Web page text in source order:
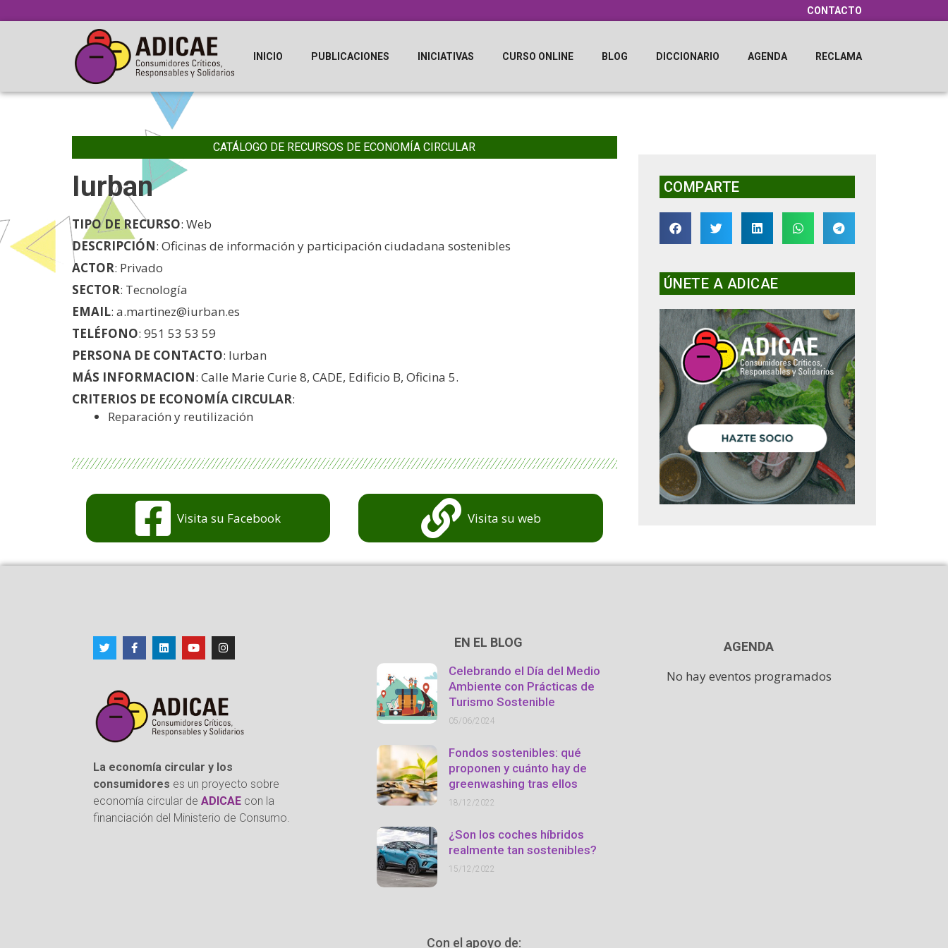
CONTACTO
INICIO PUBLICACIONES INICIATIVAS CURSO ONLINE BLOG DICCIONARIO AGENDA RECLAMA
CATÁLOGO DE RECURSOS DE ECONOMÍA CIRCULAR
Iurban
TIPO DE RECURSO: Web
DESCRIPCIÓN: Oficinas de información y participación ciudadana sostenibles
ACTOR: Privado
SECTOR: Tecnología
EMAIL: a.martinez@iurban.es
TELÉFONO: 951 53 53 59
PERSONA DE CONTACTO: Iurban
MÁS INFORMACION: Calle Marie Curie 8, CADE, Edificio B, Oficina 5.
CRITERIOS DE ECONOMÍA CIRCULAR:
Reparación y reutilización
Visita su Facebook Visita su web
COMPARTE
ÚNETE A ADICAE
La economía circular y los
consumidores es un proyecto sobre
economía circular de ADICAE con la
financiación del Ministerio de Consumo.
EN EL BLOG
Celebrando el Día del Medio
Ambiente con Prácticas de
Turismo Sostenible
05/06/2024
Fondos sostenibles: qué
proponen y cuánto hay de
greenwashing tras ellos
18/12/2022
¿Son los coches híbridos
realmente tan sostenibles?
15/12/2022
AGENDA
No hay eventos programados
Con el apoyo de: